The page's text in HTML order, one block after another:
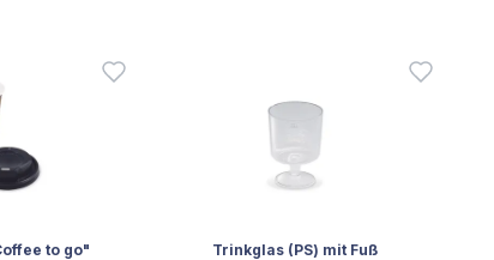
to go"
Trinkglas (PS) mit Fuß